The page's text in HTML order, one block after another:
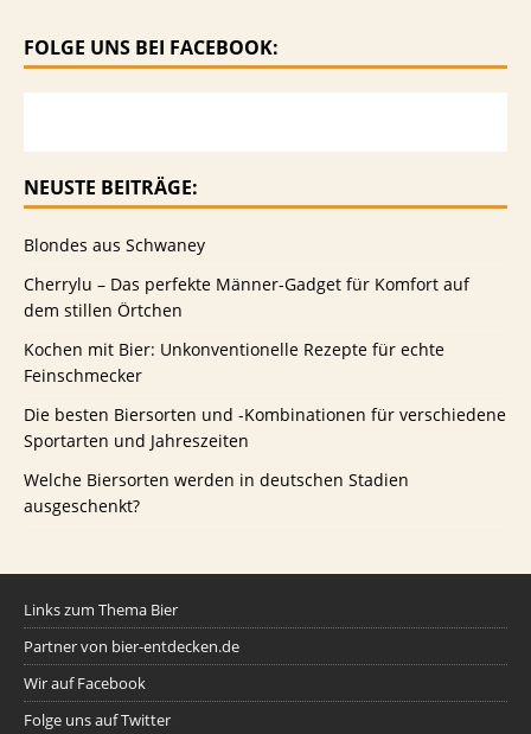
FOLGE UNS BEI FACEBOOK:
NEUSTE BEITRÄGE:
Blondes aus Schwaney
Cherrylu – Das perfekte Männer-Gadget für Komfort auf
dem stillen Örtchen
Kochen mit Bier: Unkonventionelle Rezepte für echte
Feinschmecker
Die besten Biersorten und -Kombinationen für verschiedene
Sportarten und Jahreszeiten
Welche Biersorten werden in deutschen Stadien
ausgeschenkt?
Links zum Thema Bier
Partner von bier-entdecken.de
Wir auf Facebook
Folge uns auf Twitter